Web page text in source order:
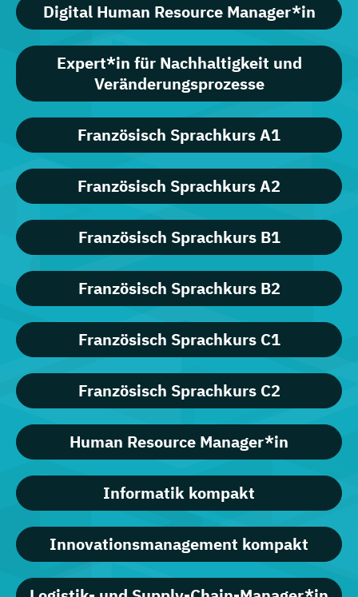
Digital Human Resource Manager*in
Expert*in für Nachhaltigkeit und
Veränderungsprozesse
Französisch Sprachkurs A1
Französisch Sprachkurs A2
Französisch Sprachkurs B1
Französisch Sprachkurs B2
Französisch Sprachkurs C1
Französisch Sprachkurs C2
Human Resource Manager*in
Informatik kompakt
Innovationsmanagement kompakt